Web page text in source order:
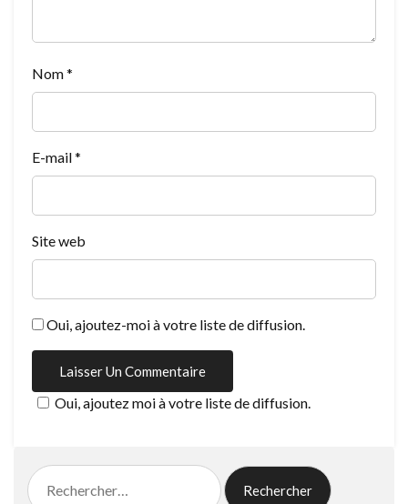
Nom*
E-mail*
Site web
Oui, ajoutez-moi à votre liste de diffusion.
Oui, ajoutez moi à votre liste de diffusion.
Rechercher :